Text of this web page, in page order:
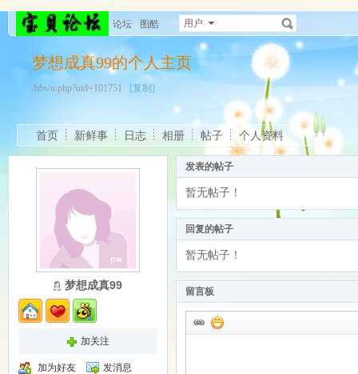
论坛 图酷 用户
梦想成真99的个人主页
/bbs/u.php?uid=101751 [复制]
首页 新鲜事 日志 相册 帖子 个人资料
梦想成真99
加关注
加为好友
发消息
发表的帖子
暂无帖子！
回复的帖子
暂无帖子！
留言板